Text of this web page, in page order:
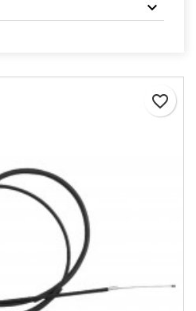
favorite_border